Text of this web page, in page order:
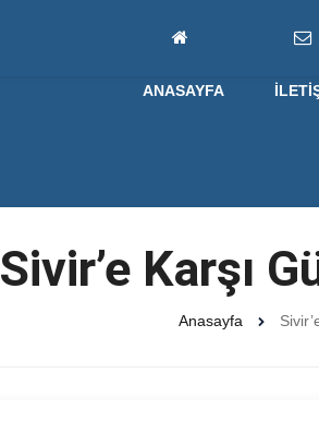
ANASAYFA
Sivir’e Karşı
Anasayfa